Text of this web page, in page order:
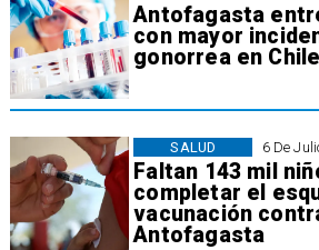
Antofagasta
con mayor
gonorrea en Chile
6 De
Faltan 143 mil
completar el
vacunación
Antofagasta
SALUD